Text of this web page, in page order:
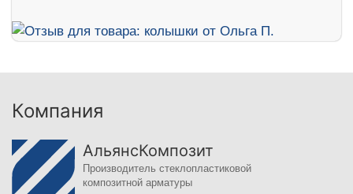
Компания
АльянсКомпозит
Производитель стеклопластиковой
композитной арматуры